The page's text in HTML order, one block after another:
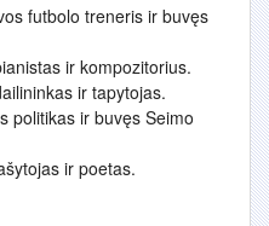
futbolo treneris ir buvęs
ir kompozitorius.
ir tapytojas.
politikas ir buvęs Seimo
ir poetas.